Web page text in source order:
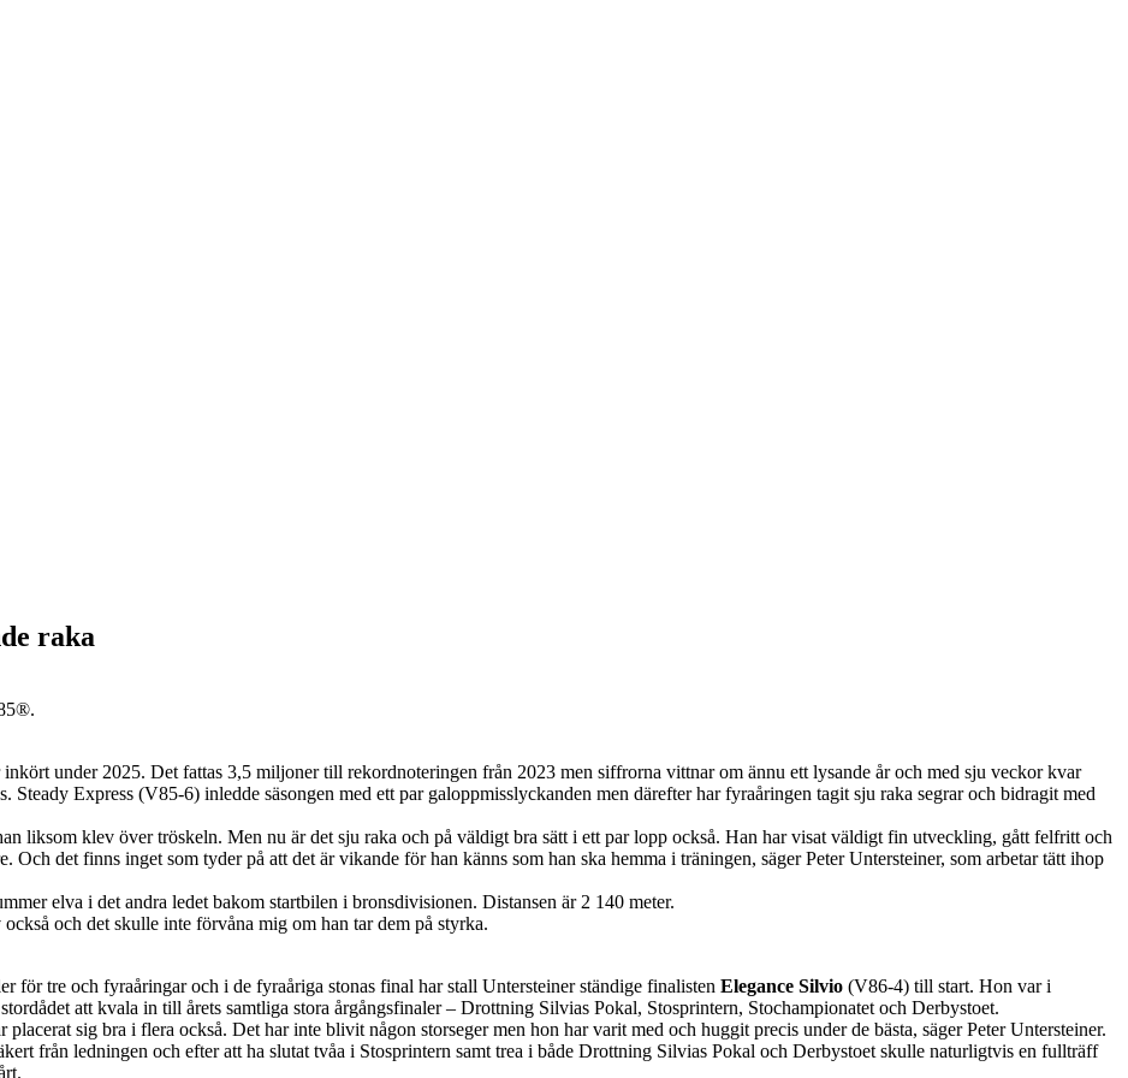
raka
under 2025. Det fattas 3,5 miljoner till rekordnoteringen från 2023 men siffrorna vittnar om ännu ett lysande år och med sju veckor kvar
Express (V85-6) inledde säsongen med ett par galoppmisslyckanden men därefter har fyraåringen tagit sju raka segrar och bidragit med
liksom klev över tröskeln. Men nu är det sju raka och på väldigt bra sätt i ett par lopp också. Han har visat väldigt fin utveckling, gått felfritt och
det finns inget som tyder på att det är vikande för han känns som han ska hemma i träningen, säger Peter Untersteiner, som arbetar tätt ihop
elva i det andra ledet bakom startbilen i bronsdivisionen. Distansen är 2 140 meter.
och det skulle inte förvåna mig om han tar dem på styrka.
för tre och fyraåringar och i de fyraåriga stonas final har stall Untersteiner ständige finalisten Elegance Silvio (V86-4) till start. Hon var i
att kvala in till årets samtliga stora årgångsfinaler – Drottning Silvias Pokal, Stosprintern, Stochampionatet och Derbystoet.
sig bra i flera också. Det har inte blivit någon storseger men hon har varit med och huggit precis under de bästa, säger Peter Untersteiner.
från ledningen och efter att ha slutat tvåa i Stosprintern samt trea i både Drottning Silvias Pokal och Derbystoet skulle naturligtvis en fullträff